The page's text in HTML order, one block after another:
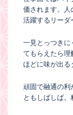
価されます。人
活躍するリーダ
一見とっつきに
てもらえたら理
ほどに味が出る
頑固で融通の利
ともしばしば。